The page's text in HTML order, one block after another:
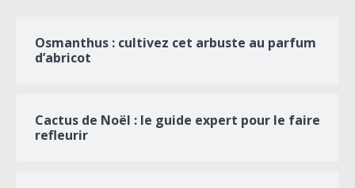
Osmanthus : cultivez cet arbuste au parfum
d’abricot
Cactus de Noël : le guide expert pour le faire
refleurir